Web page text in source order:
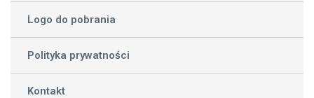
Logo do pobrania
Polityka prywatności
Kontakt